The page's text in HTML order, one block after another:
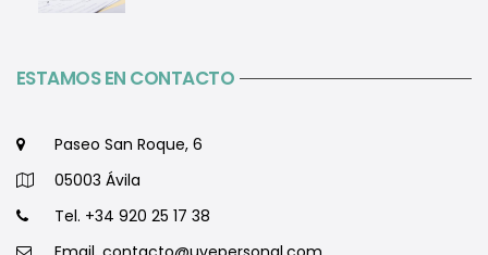
ESTAMOS EN CONTACTO
Paseo San Roque, 6
05003 Ávila
Tel. +34 920 25 17 38